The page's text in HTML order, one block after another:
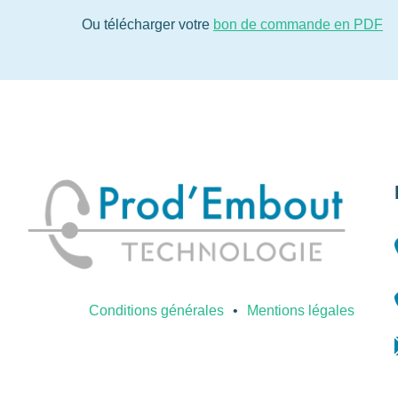
Ou télécharger votre bon de commande en PDF
Conditions générales Mentions légales